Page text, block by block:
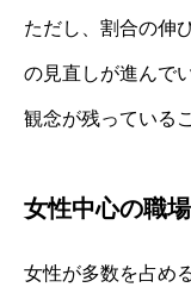
ただし、割合の伸
の見直しが進んで
観念が残っている
女性中心の職
女性が多数を占め